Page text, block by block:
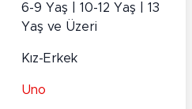
6-9 Yaş | 10-12 Yaş | 13
Yaş ve Üzeri
Kız-Erkek
Uno